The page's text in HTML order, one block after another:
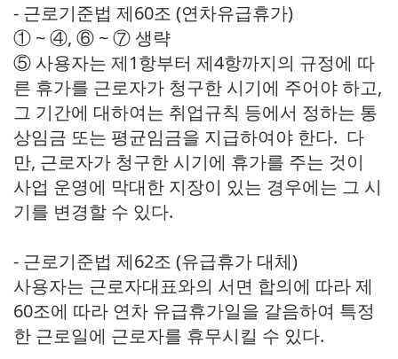
- 근로기준법 제60조 (연차유급휴가)
① ~ ④, ⑥ ~ ⑦ 생략
⑤ 사용자는 제1항부터 제4항까지의 규정에 따
른 휴가를 근로자가 청구한 시기에 주어야 하고,
그 기간에 대하여는 취업규칙 등에서 정하는 통
상임금 또는 평균임금을 지급하여야 한다. 다
만, 근로자가 청구한 시기에 휴가를 주는 것이
사업 운영에 막대한 지장이 있는 경우에는 그 시
기를 변경할 수 있다.
- 근로기준법 제62조 (유급휴가 대체)
사용자는 근로자대표와의 서면 합의에 따라 제
60조에 따라 연차 유급휴가일을 갈음하여 특정
한 근로일에 근로자를 휴무시킬 수 있다.